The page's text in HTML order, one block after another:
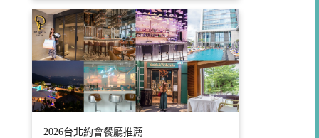
2026台北約會餐廳推薦